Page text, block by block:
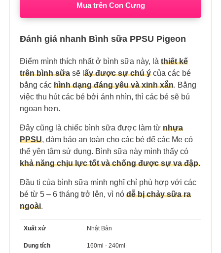
Mua trên Con Cưng
Đánh giá nhanh Bình sữa PPSU Pigeon
Điểm mình thích nhất ở bình sữa này, là thiết kế
trên bình sữa sẽ l ấy được sự chú ý của các bé
bằng các hình dạng đáng yêu và xinh xắn. Bằng
việc thu hút các bé bởi ánh nhìn, thì các bé sẽ bú
ngoan hơn.
Đây cũng là chiếc bình sữa được làm từ nhựa
PPSU, đảm bảo an toàn cho các bé để các Mẹ có
thể yên tâm sử dụng. Bình sữa này mình thấy có
khả năng chịu lực tốt và chống được sự va đập.
Đầu ti của bình sữa mình nghĩ chỉ phù hợp với các
bé từ 5 – 6 tháng trở lên, vì nó dễ bị chảy sữa ra
ngoài.
Xuất xứ Nhật Bản
Dung tích 160ml - 240ml